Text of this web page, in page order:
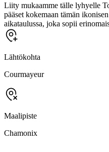
Liity mukaamme tälle lyhyelle
pääset kokemaan tämän
aikataulussa, joka sopii
Lähtökohta
Courmayeur
Maalipiste
Chamonix